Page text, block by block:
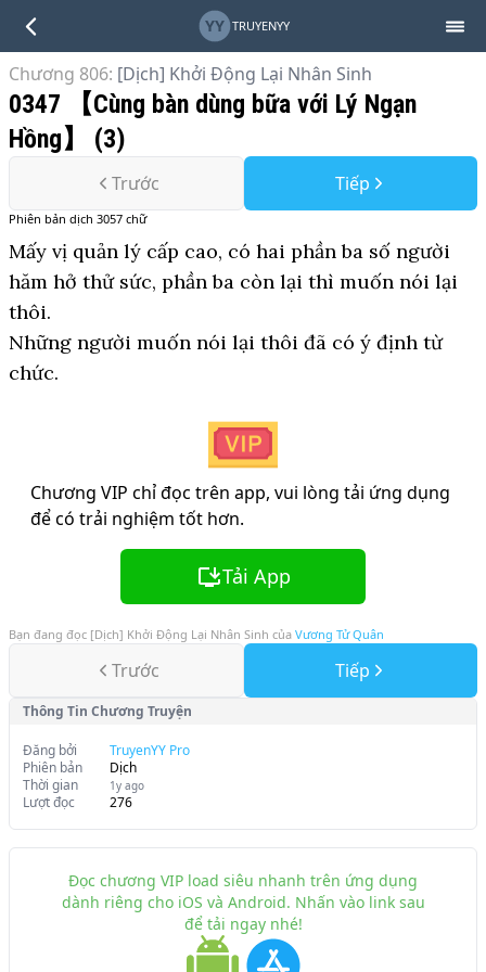
YY TRUYENYY
Chương 806: [Dịch] Khởi Động Lại Nhân Sinh
0347 【Cùng bàn dùng bữa với Lý Ngạn
Hồng】 (3)
Trước Tiếp
Phiên bản dịch 3057 chữ
Mấy vị quản lý cấp cao, có hai phần ba số người
hăm hở thử sức, phần ba còn lại thì muốn nói lại
thôi.
Những người muốn nói lại thôi đã có ý định từ
chức.
Chương VIP chỉ đọc trên app, vui lòng tải ứng dụng
để có trải nghiệm tốt hơn.
Tải App
Bạn đang đọc [Dịch] Khởi Động Lại Nhân Sinh của Vương Tử Quân
Trước Tiếp
Thông Tin Chương Truyện
Đăng bởi
TruyenYY Pro
Phiên bản
Dịch
Thời gian
1y ago
Lượt đọc 276
Đọc chương VIP load siêu nhanh trên ứng dụng
dành riêng cho iOS và Android. Nhấn vào link sau
để tải ngay nhé!